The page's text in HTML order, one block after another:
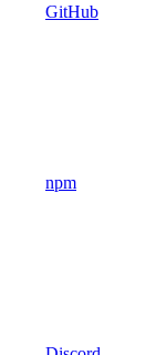
GitHub
npm